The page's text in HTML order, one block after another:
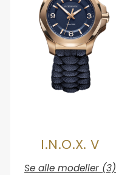
I.N.O.X. V
Se alle modeller (3)